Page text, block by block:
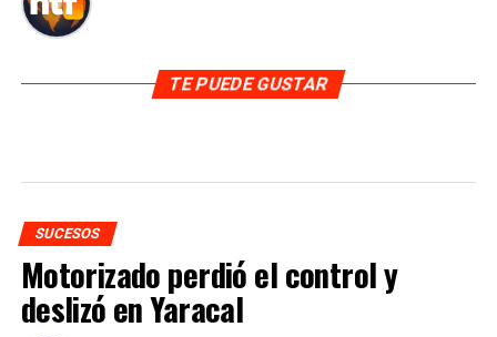
TE PUEDE GUSTAR
SUCESOS
Motorizado perdió el control y
deslizó en Yaracal